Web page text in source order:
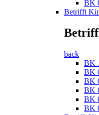
BK
Betrifft
back
BK
BK
BK
BK
BK
BK